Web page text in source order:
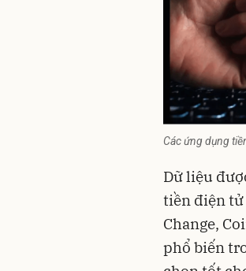
Các ứng dụng
Dữ liệu
tiền điện tử
Change,
phổ biến